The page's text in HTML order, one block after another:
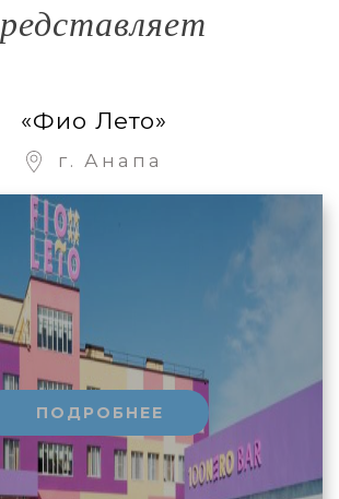
«Фио Лето»
г. Анапа
ПОДРОБНЕЕ